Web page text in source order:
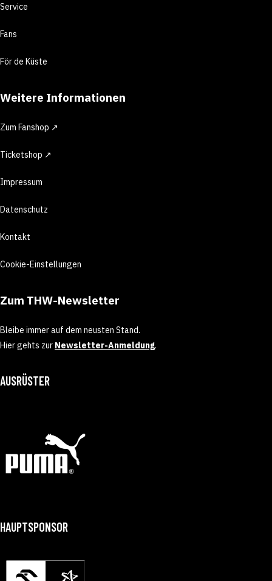
Service
Fans
För de Küste
Weitere Informationen
Zum Fanshop ↗
Ticketshop ↗
Impressum
Datenschutz
Kontakt
Cookie-Einstellungen
Zum THW-Newsletter
Bleibe immer auf dem neusten Stand.
Hier gehts zur Newsletter-Anmeldung.
AUSRÜSTER
HAUPTSPONSOR